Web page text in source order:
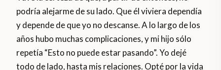
podría alejarme de su lado. Que él viviera dependía
y depende de que yo no descanse. A lo largo de los
años hubo muchas complicaciones, y mi hijo sólo
repetía “Esto no puede estar pasando”. Yo dejé
todo de lado, hasta mis relaciones. Opté por la vida